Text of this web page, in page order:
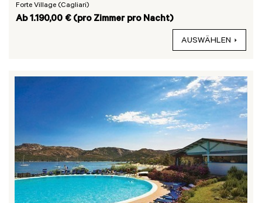
Forte Village (Cagliari)
Ab 1.190,00 € (pro Zimmer pro Nacht)
AUSWÄHLEN